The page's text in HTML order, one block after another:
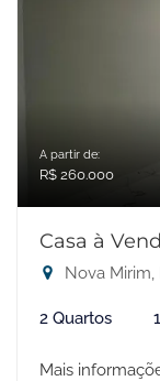
A partir de:
R$ 260.000
Casa à
Nova Mirim,
2 Quartos
Mais